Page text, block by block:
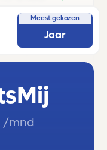
lengte,
Meest gekozen
Jaar
/mnd